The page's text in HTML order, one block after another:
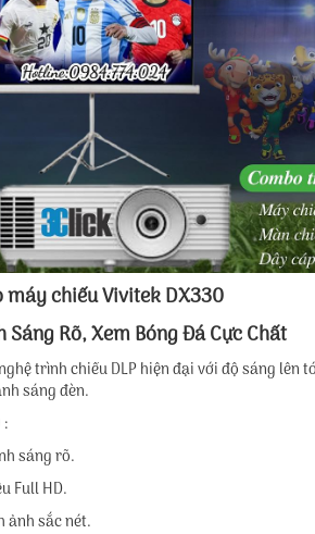
chiếu Vivitek DX330
Rõ, Xem Bóng Đá Cực Chất
trình chiếu DLP hiện đại với độ sáng
sáng đèn.
:
sáng rõ.
Full HD.
ảnh sắc nét.